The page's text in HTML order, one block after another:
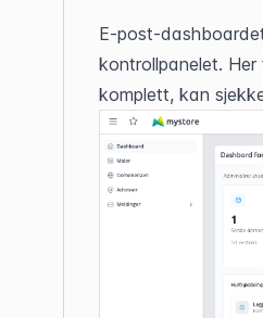
E-post-
kontrollpanelet.
komplett, kan